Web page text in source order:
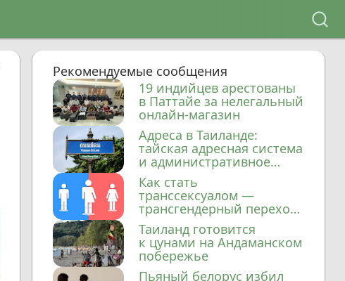
Рекомендуемые сообщения
19 индийцев арестованы
в Паттайе за нелегальный
онлайн-магазин
Адреса в Таиланде:
тайская адресная система
и административное
деление
Как стать
транссексуалом —
трансгендерный переход
в Таиланде
Таиланд готовится
к цунами на Андаманском
побережье
Пьяный белорус избил